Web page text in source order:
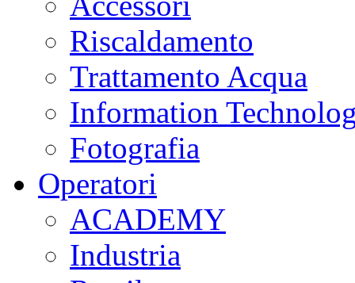
Riscaldamento
Trattamento Acqua
Information
Fotografia
Operatori
ACADEMY
Industria